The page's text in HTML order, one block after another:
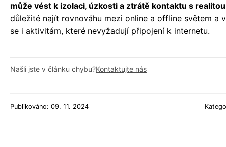
může vést k izolaci, úzkosti a ztrátě kontaktu s
důležité najít rovnováhu mezi online a offline světem a
se i aktivitám, které nevyžadují připojení k internetu.
Našli jste v článku chybu?Kontaktujte nás
Publikováno: 09. 11. 2024